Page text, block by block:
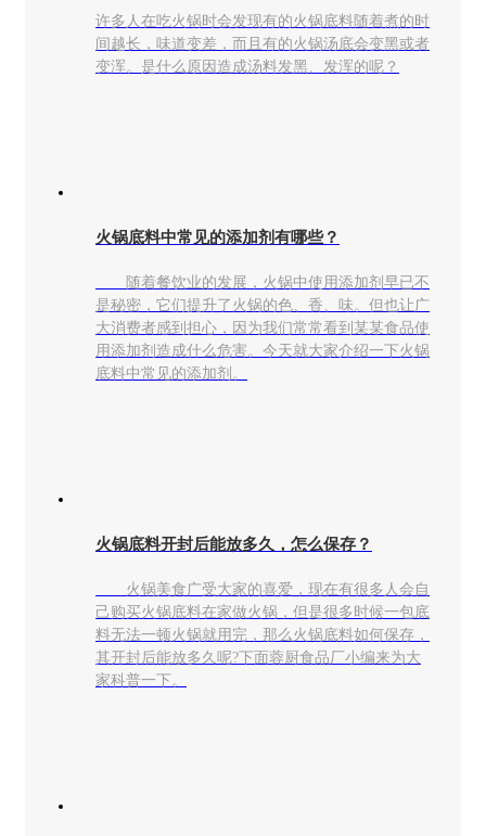
许多人在吃火锅时会发现有的火锅底料随着煮的时
间越长，味道变差，而且有的火锅汤底会变黑或者
变浑。是什么原因造成汤料发黑、发浑的呢？
火锅底料中常见的添加剂有哪些？
随着餐饮业的发展，火锅中使用添加剂早已不
是秘密，它们提升了火锅的色、香、味。但也让广
大消费者感到担心，因为我们常常看到某某食品使
用添加剂造成什么危害。今天就大家介绍一下火锅
底料中常见的添加剂。
火锅底料开封后能放多久，怎么保存？
火锅美食广受大家的喜爱，现在有很多人会自
己购买火锅底料在家做火锅，但是很多时候一包底
料无法一顿火锅就用完，那么火锅底料如何保存，
其开封后能放多久呢?下面蓉厨食品厂小编来为大
家科普一下。